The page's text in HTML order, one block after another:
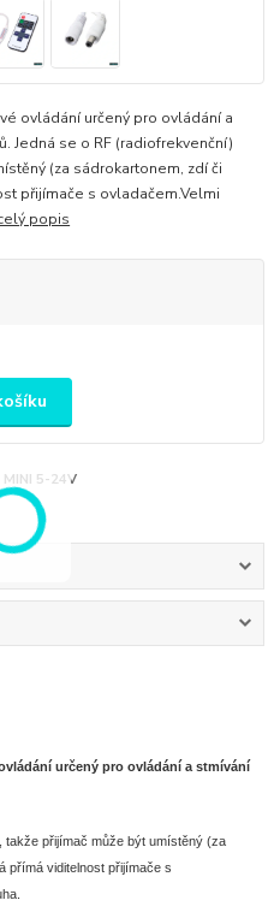
ovládání určený pro ovládání a
Jedná se o RF (radiofrekvenční)
(za sádrokartonem, zdí či
přijímače s ovladačem.Velmi
popis
MINI 5-24V
určený pro ovládání a stmívání
přijímač může být umístěný (za
přímá viditelnost přijímače s